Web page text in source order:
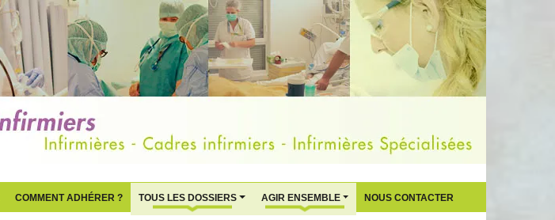
COMMENT ADHÉRER ? TOUS LES DOSSIERS AGIR ENSEMBLE NOUS CONTACTER